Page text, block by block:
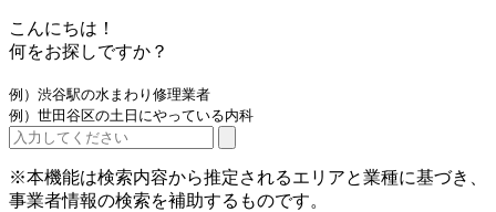
こんにちは！
何をお探しですか？
例）渋谷駅の水まわり修理業者
例）世田谷区の土日にやっている内科
※本機能は検索内容から推定されるエリアと業種に基づき、
事業者情報の検索を補助するものです。